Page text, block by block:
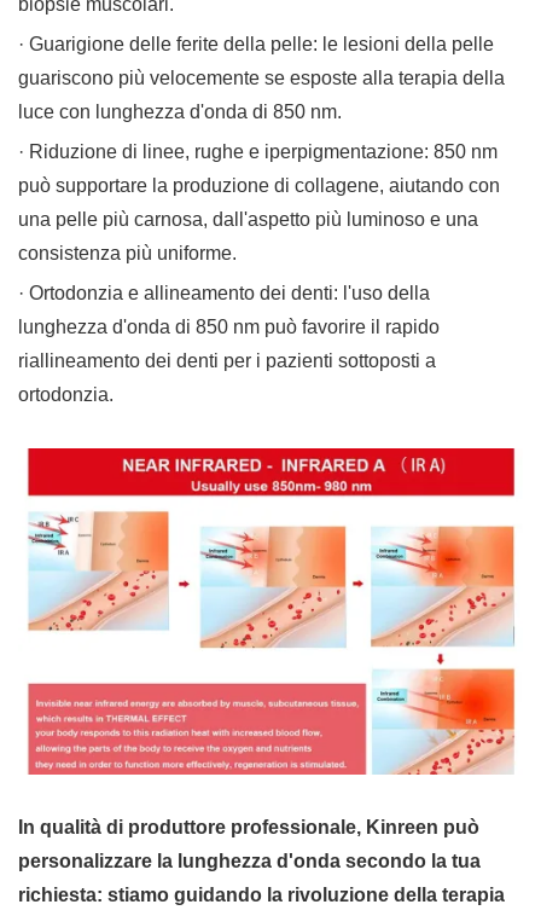
biopsie muscolari.
· Guarigione delle ferite della pelle: le lesioni della pelle
guariscono più velocemente se esposte alla terapia della
luce con lunghezza d'onda di 850 nm.
· Riduzione di linee, rughe e iperpigmentazione: 850 nm
può supportare la produzione di collagene, aiutando con
una pelle più carnosa, dall'aspetto più luminoso e una
consistenza più uniforme.
· Ortodonzia e allineamento dei denti: l'uso della
lunghezza d'onda di 850 nm può favorire il rapido
riallineamento dei denti per i pazienti sottoposti a
ortodonzia.
In qualità di produttore professionale, Kinreen può
personalizzare la lunghezza d'onda secondo la tua
richiesta: stiamo guidando la rivoluzione della terapia